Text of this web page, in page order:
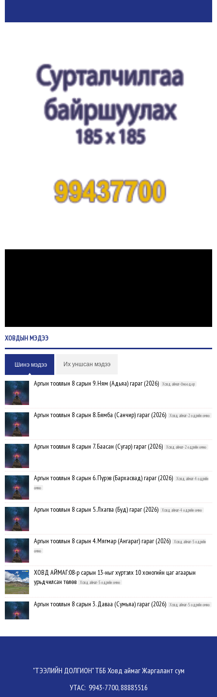
ХОВДЫНМЭДЭЭ
Шинэ мэдээ Их уншсан мэдээ
Аргын тооллын 8 сарын 9. Ням (Адьяа) гараг (2026) Ховд аймаг-Өнөөдөр
Аргын тооллын 8 сарын 8. Бямба (Санчир) гараг (2026) Ховд аймаг-2 өдрийн өмнө
Аргын тооллын 8 сарын 7. Баасан (Сугар) гараг (2026) Ховд аймаг-2 өдрийн өмнө
Аргын тооллын 8 сарын 6. Пүрэв (Бархасвад) гараг (2026)
Ховд аймаг-4 өдрийн
өмнө
Аргын тооллын 8 сарын 5. Лхагва (Буд) гараг (2026) Ховд аймаг-4 өдрийн өмнө
Аргын тооллын 8 сарын 4. Мягмар (Ангараг) гараг (2026)
Ховд аймаг-5 өдрийн
өмнө
ХОВД АЙМАГ:08-р сарын 13-ныг хүртэлх 10 хоногийн цаг агаарын
урьдчилсан төлөв
Ховд аймаг-5 өдрийн өмнө
Аргын тооллын 8 сарын 3. Даваа (Сумьяа) гараг (2026) Ховд аймаг-5 өдрийн өмнө
Хүндэтгэлийн барилдаанд 64 бөх оролцлоо Ховд аймаг-8/3/2026
Улсын цол, чимэг хүртсэн бөхчүүд, харваачдад хүндэтгэл үзүүлэв
"ТЭЭЛИЙН ДОЛГИОН" ТББ Ховд аймаг Жаргалант сум
УТАС: 9943-7700, 88885516